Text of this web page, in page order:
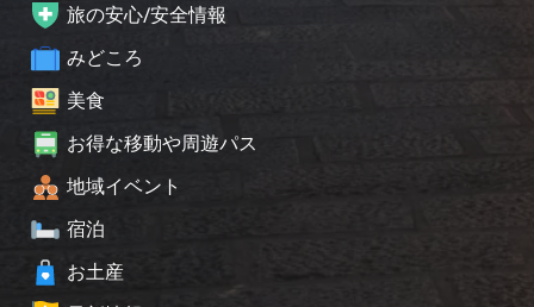
旅の安心/安全情報
みどころ
美食
お得な移動や周遊パス
地域イベント
宿泊
お土産